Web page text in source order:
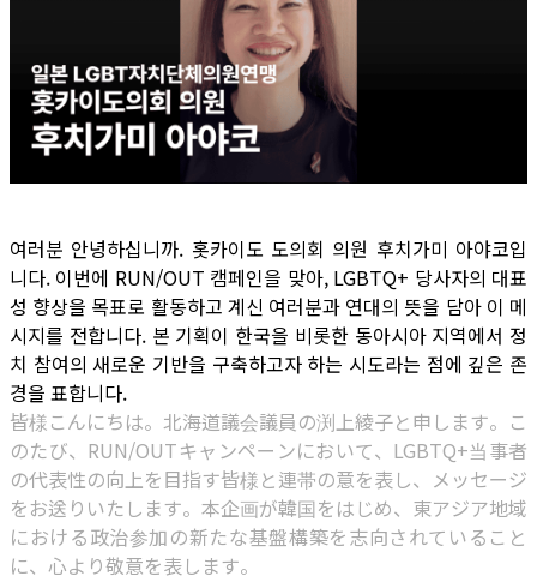
여러분 안녕하십니까. 홋카이도 도의회 의원 후치가미 아야코입
니다. 이번에 RUN/OUT 캠페인을 맞아, LGBTQ+ 당사자의 대표
성 향상을 목표로 활동하고 계신 여러분과 연대의 뜻을 담아 이 메
시지를 전합니다. 본 기획이 한국을 비롯한 동아시아 지역에서 정
치 참여의 새로운 기반을 구축하고자 하는 시도라는 점에 깊은 존
경을 표합니다.
皆様こんにちは。北海道議会議員の渕上綾子と申します。こ
のたび、RUN/OUTキャンペーンにおいて、LGBTQ+当事者
の代表性の向上を目指す皆様と連帯の意を表し、メッセージ
をお送りいたします。本企画が韓国をはじめ、東アジア地域
における政治参加の新たな基盤構築を志向されていること
に、心より敬意を表します。